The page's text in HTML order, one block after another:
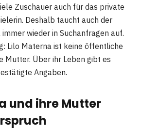
Zuschauer auch für das private
Deshalb taucht auch der
wieder in Suchanfragen auf.
Lilo Materna ist keine öffentliche
Mutter. Über ihr Leben gibt es
Angaben.
und ihre Mutter